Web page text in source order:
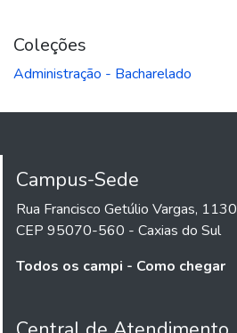
Coleções
Administração - Bacharelado
Campus-Sede
Rua Francisco Getúlio Vargas, 1130
CEP 95070-560 - Caxias do Sul
Todos os campi - Como chegar